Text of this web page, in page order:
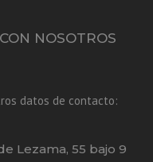
NOSOTROS
datos de contacto:
Lezama, 55 bajo 9